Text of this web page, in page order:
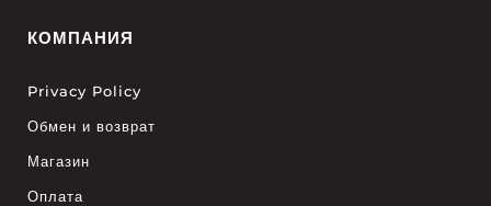
КОМПАНИЯ
Privacy Policy
Обмен и возврат
Магазин
Оплата